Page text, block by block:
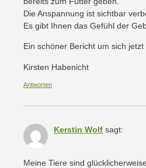
Die Anspannung ist sichtbar
Es gibt Ihnen das Gefühl der
Ein schöner Bericht um sich
Kirsten Habenicht
Antworten
Kerstin Wolf sagt:
Meine Tiere sind